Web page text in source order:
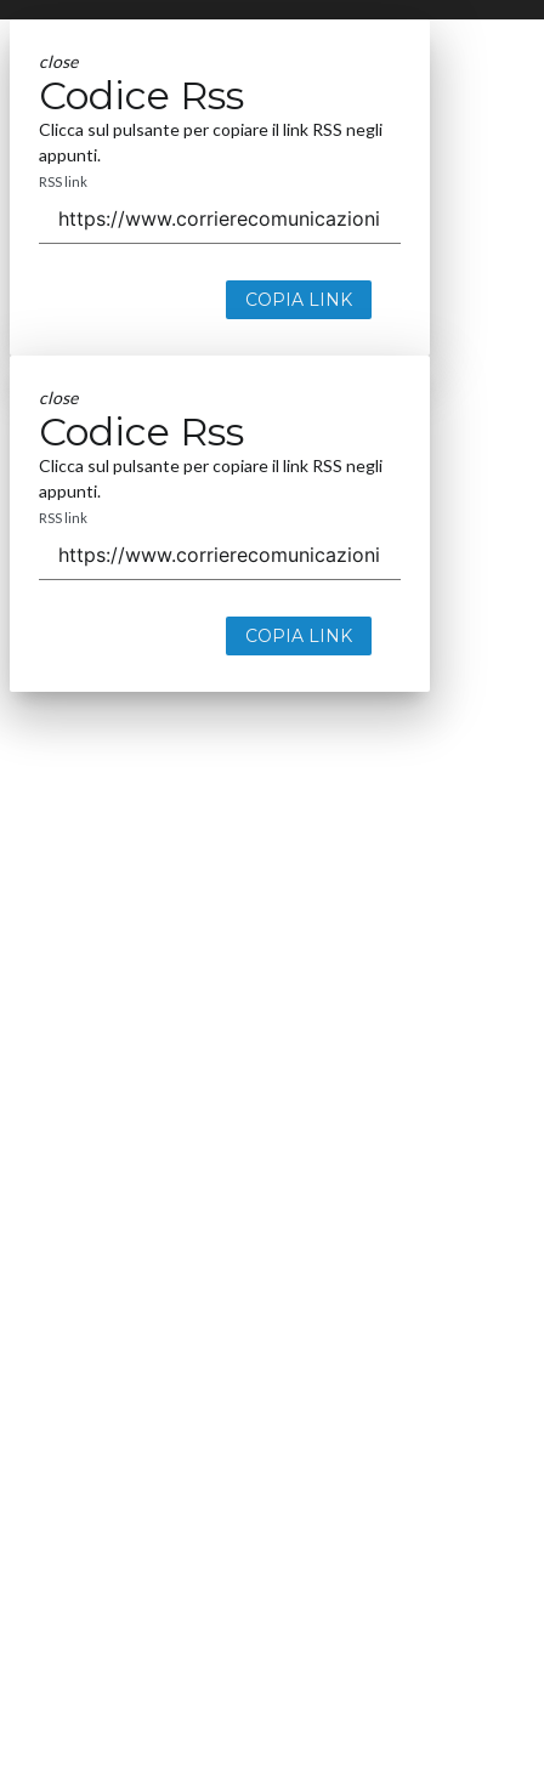
close
Codice Rss
Clicca sul pulsante per copiare il link RSS negli
appunti.
RSS link
COPIA LINK
close
Codice Rss
Clicca sul pulsante per copiare il link RSS negli
appunti.
RSS link
COPIA LINK